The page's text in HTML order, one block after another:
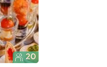
20